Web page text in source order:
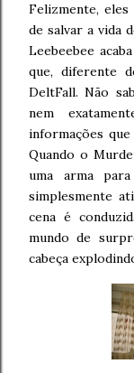
Felizmente,
de salvar a vida
Leebeebee
que, diferente
DeltFall. Não
nem
informações
Quando o
uma arma
simplesmente
cena é
mundo de
cabeça